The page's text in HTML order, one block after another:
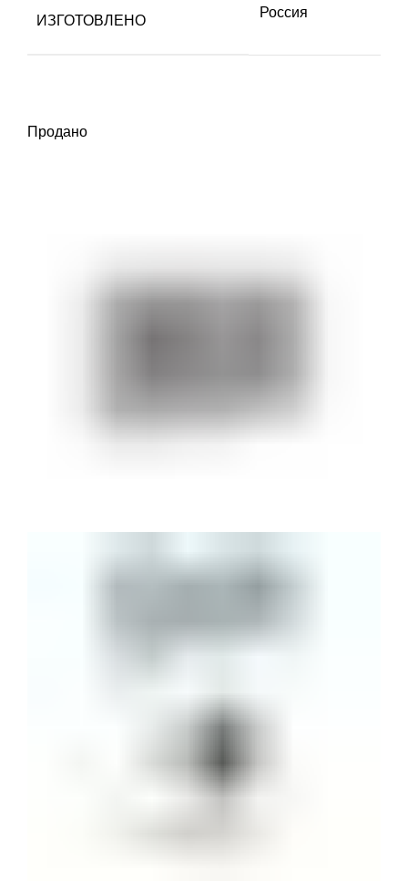
ИЗГОТОВЛЕНО
Россия
Продано